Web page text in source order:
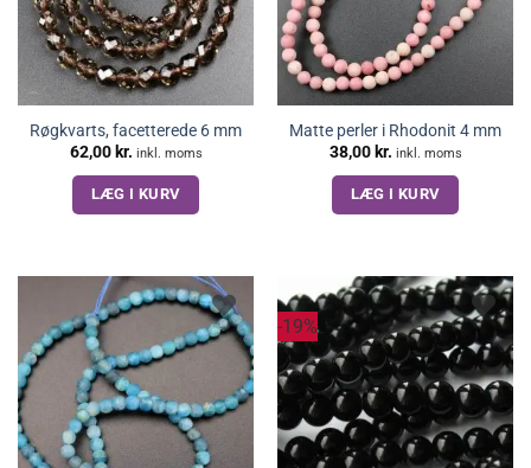
Røgkvarts, facetterede 6 mm
62,00 kr. inkl. moms
LÆG I KURV
Matte perler i Rhodonit 4 mm
38,00 kr. inkl. moms
LÆG I KURV
-19%